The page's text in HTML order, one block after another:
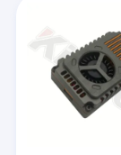
Домой
Продукты